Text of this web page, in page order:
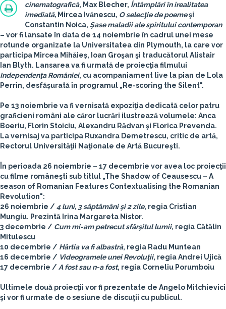
cinematografică, Max Blecher, Întâmplări în irealitatea
imediată, Mircea Ivănescu, O selecţie de poemeşi
Constantin Noica, Şase maladii ale spiritului contemporan
– vor fi lansate în data de 14 noiembrie în cadrul unei mese
rotunde organizate la Universitatea din Plymouth, la care vor
participa Mircea Mihăieş, Ioan Groşan şi traducătorul Alistair
Ian Blyth. Lansarea va fi urmată de proiecţia filmului
Independenţa României, cu acompaniament live la pian de Lola
Perrin, desfăşurată în programul „Re-scoring the Silent".
Pe 13 noiembrie va fi vernisată expoziţia dedicată celor patru
graficieni români ale căror lucrări ilustrează volumele: Anca
Boeriu, Florin Stoiciu, Alexandru Rădvan şi Florica Prevenda.
La vernisaj va participa Ruxandra Demetrescu, critic de artă,
Rectorul Universităţii Naţionale de Artă Bucureşti.
În perioada 26 noiembrie – 17 decembrie vor avea loc proiecţii
cu filme româneşti sub titlul „The Shadow of Ceausescu – A
season of Romanian Features Contextualising the Romanian
Revolution":
26 noiembrie /4 luni, 3 săptămâni şi 2 zile, regia Cristian
Mungiu. Prezintă Irina Margareta Nistor.
3 decembrie / Cum mi-am petrecut sfârşitul lumii, regia Cătălin
Mitulescu
10 decembrie / Hârtia va fi albastră, regia Radu Muntean
16 decembrie / Videogramele unei Revoluţii, regia Andrei Ujică
17 decembrie / A fost sau n-a fost, regia Corneliu Porumboiu
Ultimele două proiecţii vor fi prezentate de Angelo Mitchievici
şi vor fi urmate de o sesiune de discuţii cu publicul.